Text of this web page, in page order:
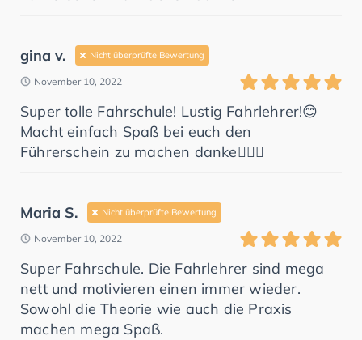
gina v. Nicht überprüfte Bewertung
November 10, 2022
Super tolle Fahrschule! Lustig Fahrlehrer!😊
Macht einfach Spaß bei euch den
Führerschein zu machen danke👍🏻😊
Maria S. Nicht überprüfte Bewertung
November 10, 2022
Super Fahrschule. Die Fahrlehrer sind mega
nett und motivieren einen immer wieder.
Sowohl die Theorie wie auch die Praxis
machen mega Spaß.